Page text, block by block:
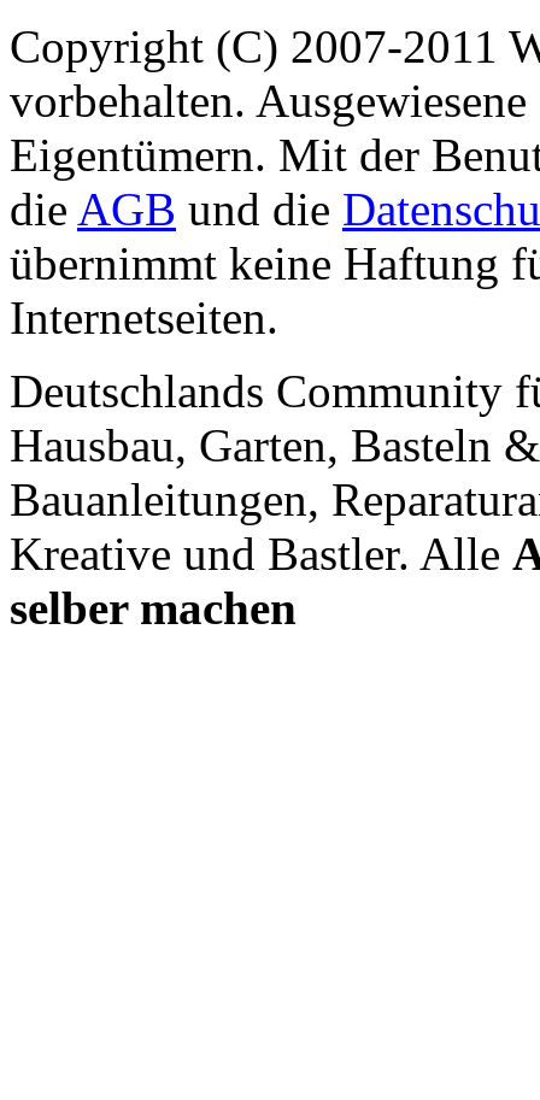
Copyright (C) 2007-2011
vorbehalten.
Eigentümern. Mit der
die AGB und die
übernimmt keine Haftung
Internetseiten.
Deutschlands Community
Hausbau, Garten, Basteln
Bauanleitungen,
Kreative und Bastler. Alle
selber machen